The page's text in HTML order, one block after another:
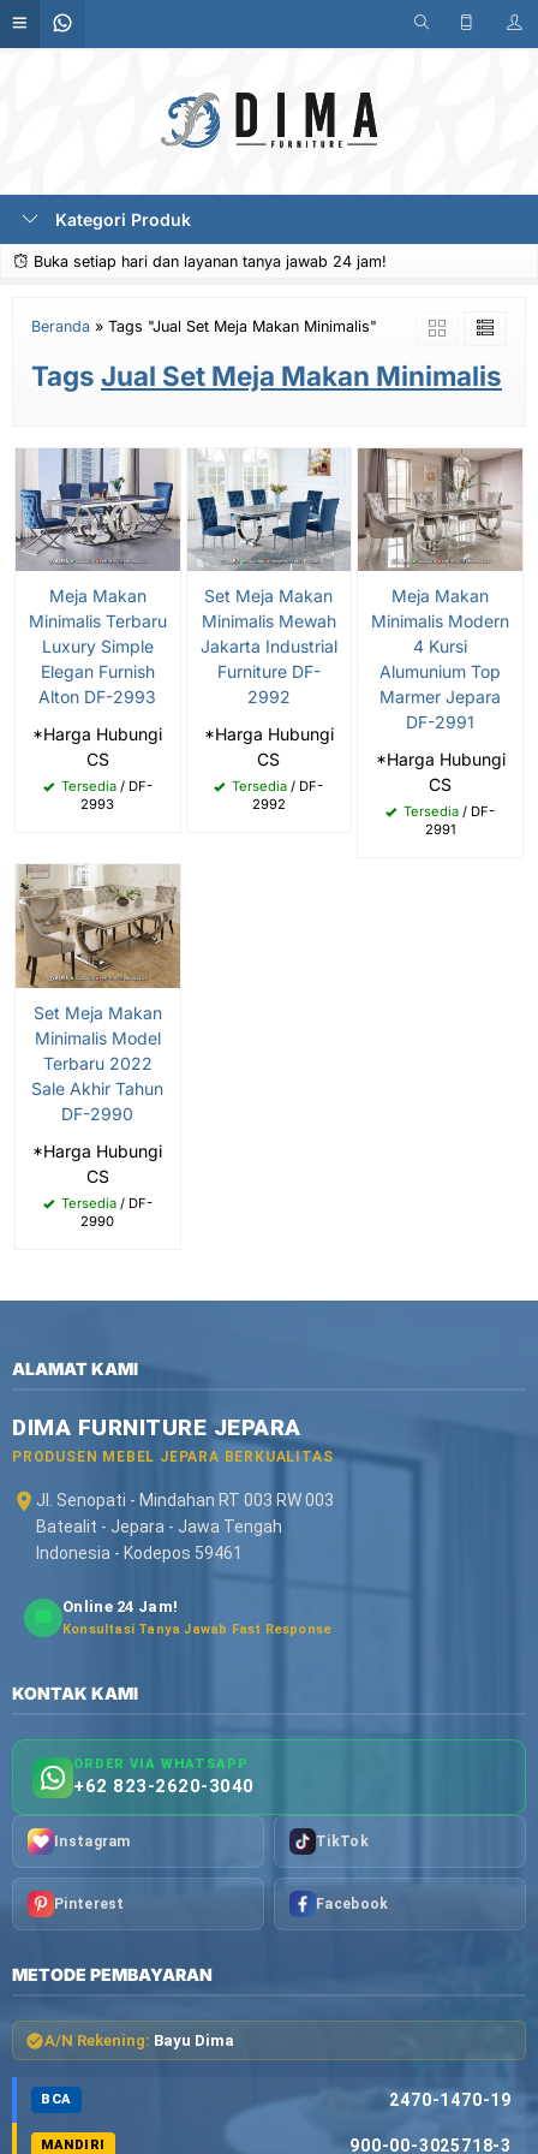
Kategori Produk
Buka setiap hari dan layanan tanya jawab 24 jam!
Beranda » Tags "Jual Set Meja Makan Minimalis"
Tags Jual Set Meja Makan Minimalis
Meja Makan
Minimalis Terbaru
Luxury Simple
Elegan Furnish
Alton DF-2993
*Harga Hubungi
CS
Tersedia/ DF-
2993
Set Meja Makan
Minimalis Mewah
Jakarta Industrial
Furniture DF-
2992
*Harga Hubungi
CS
Tersedia / DF-
2992
Meja Makan
Minimalis Modern
4 Kursi
Alumunium Top
Marmer Jepara
DF-2991
*Harga Hubungi
CS
Tersedia / DF-
2991
Set Meja Makan
Minimalis Model
Terbaru 2022
Sale Akhir Tahun
DF-2990
*Harga Hubungi
CS
Tersedia/ DF-
2990
ALAMAT KAMI
DIMA FURNITURE JEPARA
PRODUSEN MEBEL JEPARA BERKUALITAS
Jl. Senopati - Mindahan RT 003 RW 003
Batealit - Jepara - Jawa Tengah
Indonesia - Kodepos 59461
Online 24 Jam!
Konsultasi Tanya Jawab Fast Response
KONTAK KAMI
ORDER VIA WHATSAPP
+62 823-2620-3040
Instagram TikTok
Pinterest Facebook
METODE PEMBAYARAN
A/N Rekening: Bayu Dima
BCA 2470-1470-19
MANDIRI 900-00-3025718-3